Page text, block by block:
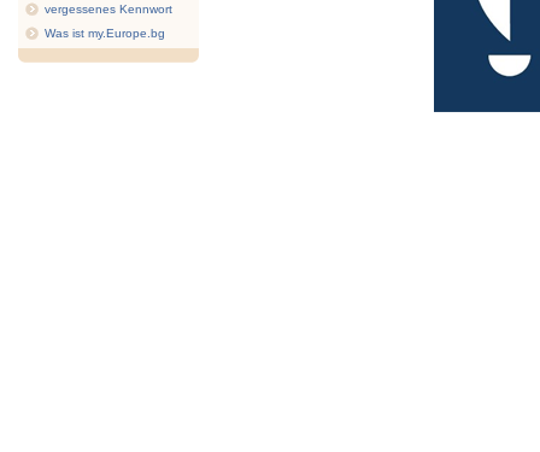
vergessenes Kennwort
Was ist my.Europe.bg